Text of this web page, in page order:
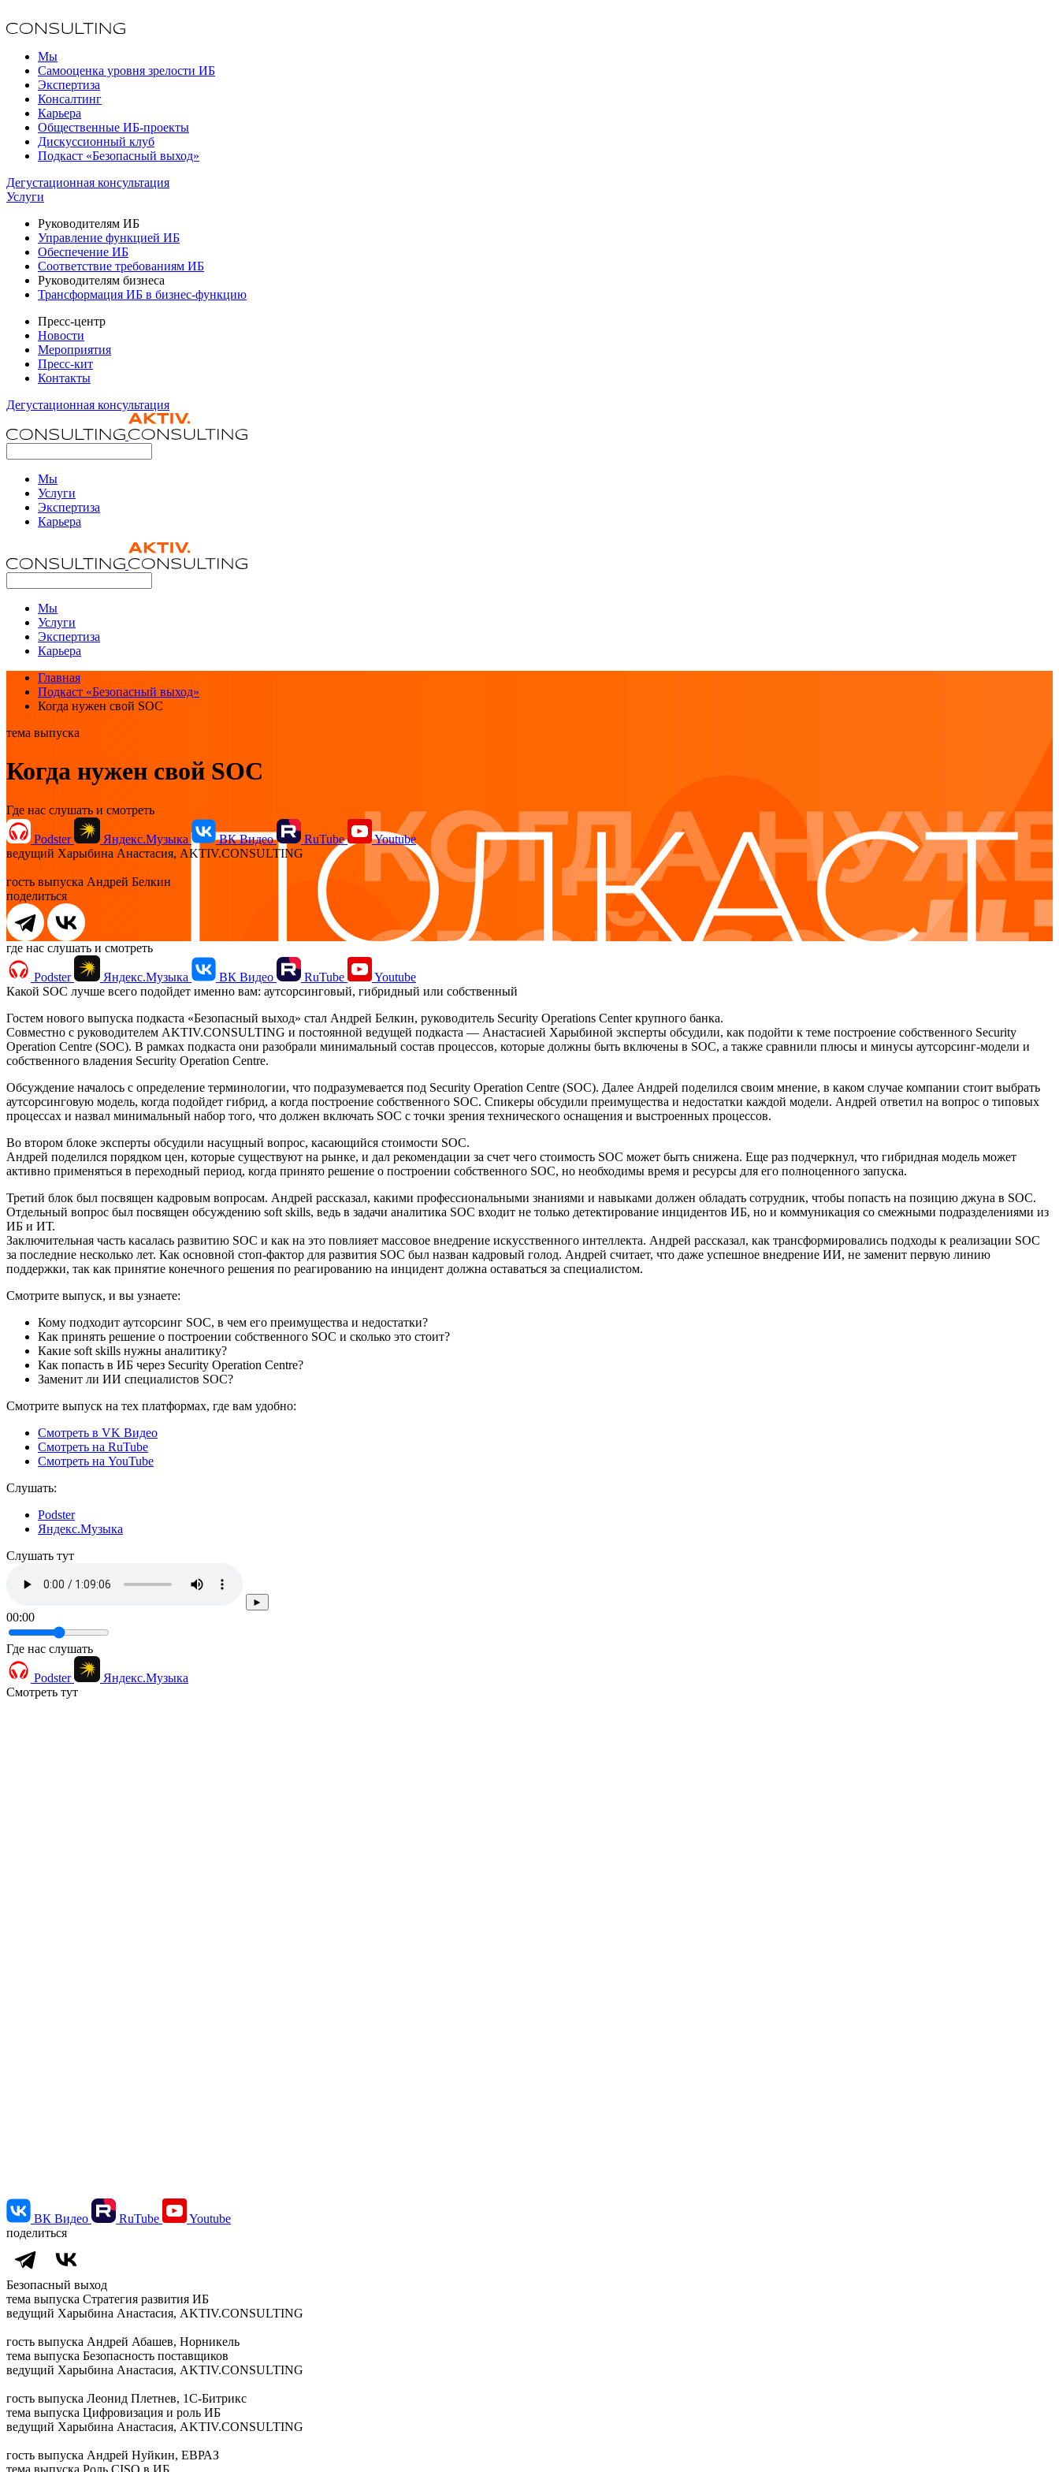
Мы
Самооценка уровня зрелости ИБ
Экспертиза
Консалтинг
Карьера
Общественные ИБ-проекты
Дискуссионный клуб
Подкаст «Безопасный выход»
Дегустационная консультация
Услуги
Руководителям ИБ
Управление функцией ИБ
Обеспечение ИБ
Соответствие требованиям ИБ
Руководителям бизнеса
Трансформация ИБ в бизнес-функцию
Пресс-центр
Новости
Мероприятия
Пресс-кит
Контакты
Дегустационная консультация
Мы
Услуги
Экспертиза
Карьера
Мы
Услуги
Экспертиза
Карьера
Главная
Подкаст «Безопасный выход»
Когда нужен свой SOC
тема выпуска
Когда нужен свой SOC
Где нас слушать и смотреть
Podster Яндекс.Музыка ВК Видео RuTube
Youtube
ведущий Харыбина Анастасия, AKTIV.CONSULTING
гость выпуска Андрей Белкин
поделиться
где нас слушать и смотреть
Podster Яндекс.Музыка ВК Видео RuTube
Youtube
Какой SOC лучше всего подойдет именно вам: аутсорсинговый, гибридный или собственный
Гостем нового выпуска подкаста «Безопасный выход» стал Андрей Белкин, руководитель Security Operations Center крупного банка.
Совместно с руководителем AKTIV.CONSULTING и постоянной ведущей подкаста — Анастасией Харыбиной эксперты обсудили, как подойти к теме построение собственного Security
Operation Centre (SOC). В рамках подкаста они разобрали минимальный состав процессов, которые должны быть включены в SOC, а также сравнили плюсы и минусы аутсорсинг-модели и
собственного владения Security Operation Centre.
Обсуждение началось с определение терминологии, что подразумевается под Security Operation Centre (SOC). Далее Андрей поделился своим мнение, в каком случае компании стоит выбрать
аутсорсинговую модель, когда подойдет гибрид, а когда построение собственного SOC. Спикеры обсудили преимущества и недостатки каждой модели. Андрей ответил на вопрос о типовых
процессах и назвал минимальный набор того, что должен включать SOC с точки зрения технического оснащения и выстроенных процессов.
Во втором блоке эксперты обсудили насущный вопрос, касающийся стоимости SOC.
Андрей поделился порядком цен, которые существуют на рынке, и дал рекомендации за счет чего стоимость SOC может быть снижена. Еще раз подчеркнул, что гибридная модель может
активно применяться в переходный период, когда принято решение о построении собственного SOC, но необходимы время и ресурсы для его полноценного запуска.
Третий блок был посвящен кадровым вопросам. Андрей рассказал, какими профессиональными знаниями и навыками должен обладать сотрудник, чтобы попасть на позицию джуна в SOC.
Отдельный вопрос был посвящен обсуждению soft skills, ведь в задачи аналитика SOC входит не только детектирование инцидентов ИБ, но и коммуникация со смежными подразделениями из
ИБ и ИТ.
Заключительная часть касалась развитию SOC и как на это повлияет массовое внедрение искусственного интеллекта. Андрей рассказал, как трансформировались подходы к реализации SOC
за последние несколько лет. Как основной стоп-фактор для развития SOC был назван кадровый голод. Андрей считает, что даже успешное внедрение ИИ, не заменит первую линию
поддержки, так как принятие конечного решения по реагированию на инцидент должна оставаться за специалистом.
Смотрите выпуск, и вы узнаете:
Кому подходит аутсорсинг SOC, в чем его преимущества и недостатки?
Как принять решение о построении собственного SOC и сколько это стоит?
Какие soft skills нужны аналитику?
Как попасть в ИБ через Security Operation Centre?
Заменит ли ИИ специалистов SOC?
Смотрите выпуск на тех платформах, где вам удобно:
Смотреть в VK Видео
Смотреть на RuTube
Смотреть на YouTube
Слушать:
Podster
Яндекс.Музыка
Cлушать тут
►
00:00
Где нас слушать
Podster
Яндекс.Музыка
Смотреть тут
ВК Видео RuTube
Youtube
поделиться
Безопасный выход
тема выпуска Стратегия развития ИБ
ведущий Харыбина Анастасия, AKTIV.CONSULTING
гость выпуска Андрей Абашев, Норникель
тема выпуска Безопасность поставщиков
ведущий Харыбина Анастасия, AKTIV.CONSULTING
гость выпуска Леонид Плетнев, 1С-Битрикс
тема выпуска Цифровизация и роль ИБ
ведущий Харыбина Анастасия, AKTIV.CONSULTING
гость выпуска Андрей Нуйкин, ЕВРАЗ
тема выпуска Роль CISO в ИБ